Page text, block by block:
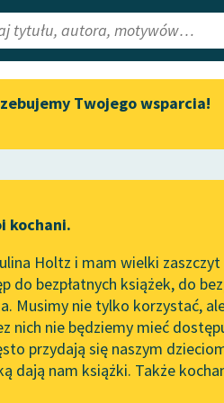
Lektury
redakcyjne
Aktualności
Zapraszamy na
literatury
Wolne Lektury na
Pol’and’Rock
„Kochanek Lady
do słuchania na
Lekturach
Nowy audiobook
Twojego wsparcia!
kochani.
Holtz i mam wielki
do bezpłatnych książek, do
Musimy nie tylko korzystać,
nich nie będziemy mieć
przydają się naszym
dają nam książki. Także
modlitwa z